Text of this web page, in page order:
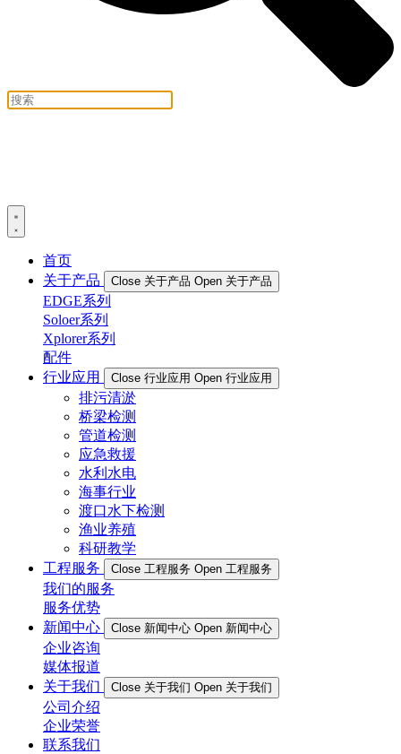
首页
关于产品
Close 关于产品 Open 关于产品
EDGE系列
Soloer系列
Xplorer系列
配件
行业应用
Close 行业应用 Open 行业应用
排污清淤
桥梁检测
管道检测
应急救援
水利水电
海事行业
渡口水下检测
渔业养殖
科研教学
工程服务
Close 工程服务 Open 工程服务
我们的服务
服务优势
新闻中心
Close 新闻中心 Open 新闻中心
企业咨询
媒体报道
关于我们
Close 关于我们 Open 关于我们
公司介绍
企业荣誉
联系我们